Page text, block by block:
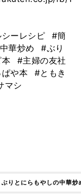
ーレシピ
#簡
華炒め
#ぶり
#主婦の友社
や本
#ともき
マシ
ぶりとにらもやしの中華炒